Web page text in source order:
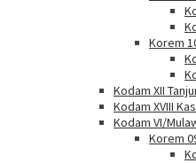
Korem
Kodam XII
Kodam XVIII
Kodam VI/
Korem